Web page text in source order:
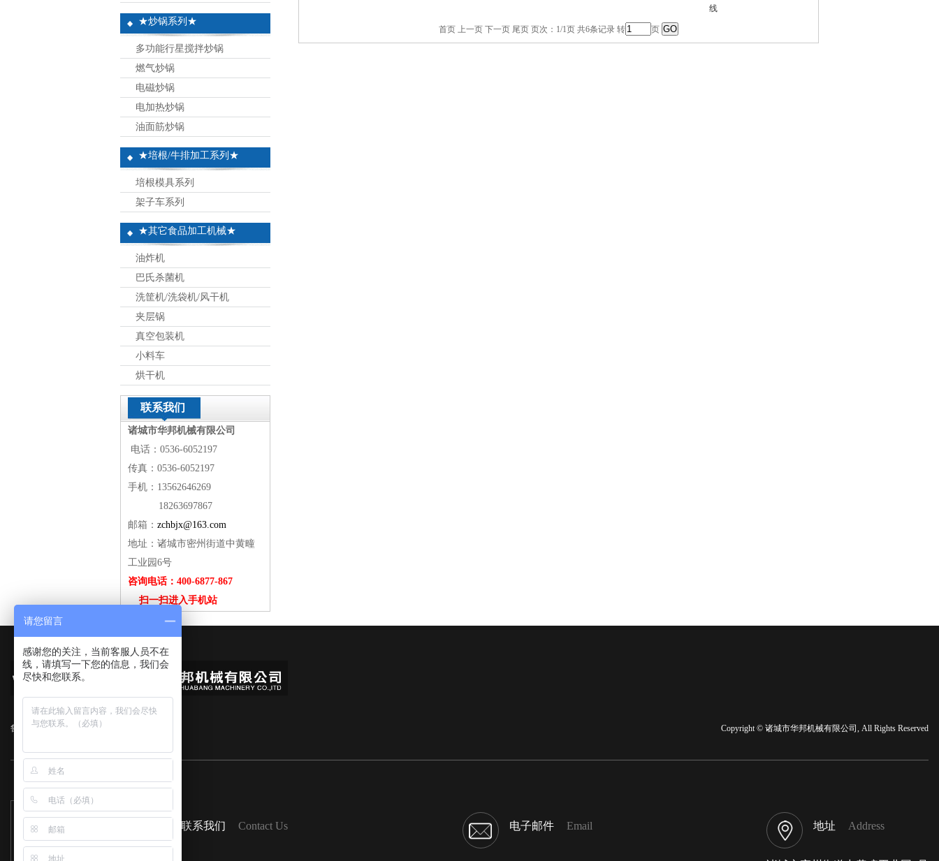
★炒锅系列★
多功能行星搅拌炒锅
燃气炒锅
电磁炒锅
电加热炒锅
油面筋炒锅
★培根/牛排加工系列★
培根模具系列
架子车系列
★其它食品加工机械★
油炸机
巴氏杀菌机
洗筐机/洗袋机/风干机
夹层锅
真空包装机
小料车
烘干机
联系我们
诸城市华邦机械有限公司
电话：0536-6052197
传真：0536-6052197
手机：13562646269
18263697867
邮箱： zchbjx@163.com
地址：诸城市密州街道中黄疃
工业园6号
咨询电话：400-6877-867
扫一扫进入手机站
线
首页 上一页 下一页 尾页 页次：1/1页 共6条记录 转 页
鲁ICP备16047525号-1 Copyright © 诸城市华邦机械有限公司, All Rights Reserved
扫一扫
联系我们 Contact Us 电子邮件 Email 地址 Address
请您留言
感谢您的关注，当前客服人员不在
线，请填写一下您的信息，我们会
尽快和您联系。